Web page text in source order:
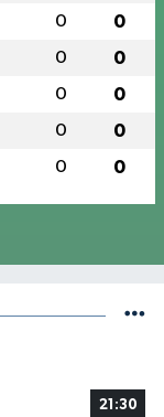
0 0
0 0
0 0
0 0
0 0
21:30